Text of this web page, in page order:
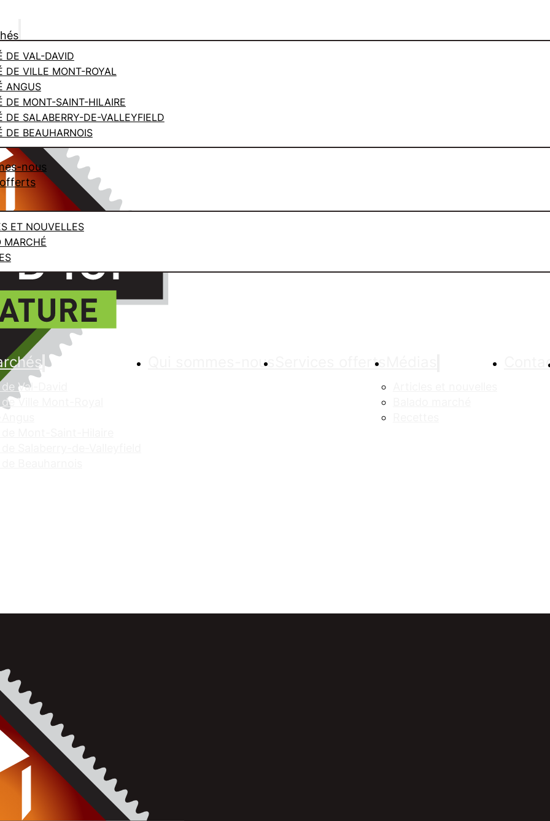
DE VAL-DAVID
DE VILLE MONT-ROYAL
ANGUS
DE MONT-SAINT-HILAIRE
DE SALABERRY-DE-VALLEYFIELD
DE BEAUHARNOIS
nous
ET NOUVELLES
MARCHÉ
Val-David
Ville Mont-Royal
Qui sommes-nous Services offerts